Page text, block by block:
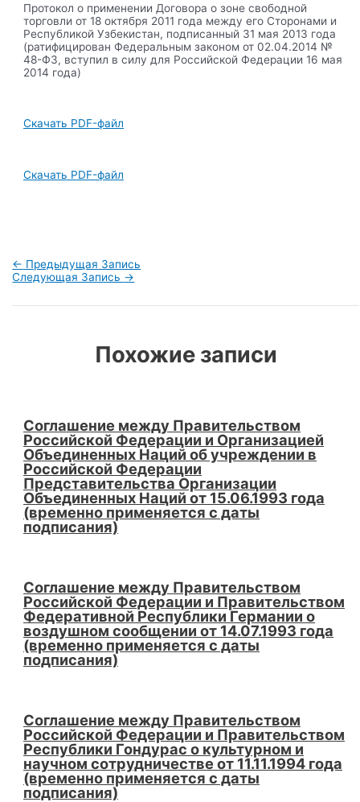
Протокол о применении Договора о зоне свободной
торговли от 18 октября 2011 года между его Сторонами и
Республикой Узбекистан, подписанный 31 мая 2013 года
(ратифицирован Федеральным законом от 02.04.2014 №
48-ФЗ, вступил в силу для Российской Федерации 16 мая
2014 года)
Скачать PDF-файл
Скачать PDF-файл
Навигация
по
← Предыдущая Запись
Следующая Запись →
Похожие записи
Соглашение между Правительством
Российской Федерации и Организацией
Объединенных Наций об учреждении в
Российской Федерации
Представительства Организации
Объединенных Наций от 15.06.1993 года
(временно применяется с даты
подписания)
Соглашение между Правительством
Российской Федерации и Правительством
Федеративной Республики Германии о
воздушном сообщении от 14.07.1993 года
(временно применяется с даты
подписания)
Соглашение между Правительством
Российской Федерации и Правительством
Республики Гондурас о культурном и
научном сотрудничестве от 11.11.1994 года
(временно применяется с даты
подписания)